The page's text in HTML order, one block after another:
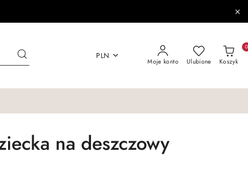
PLN
Moje konto Ulubione Koszyk
0
na deszczowy